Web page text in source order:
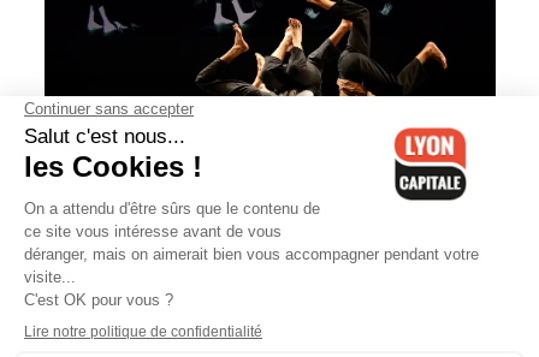
Pôle en Scènes à Bron : danse,
acrobatie et light painting